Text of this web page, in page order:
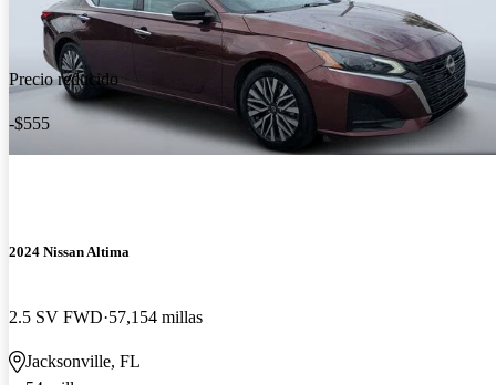
Precio reducido
-$555
2024 Nissan Altima
2.5 SV FWD 57,154 millas
Jacksonville, FL